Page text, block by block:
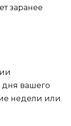
заранее
дня вашего
недели или